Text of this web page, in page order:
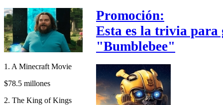
1. A Minecraft Movie
$78.5 millones
2. The King of Kings
Promoción:
Esta es la trivia para
"Bumblebee"